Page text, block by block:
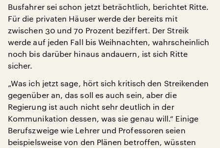
Busfahrer sei schon jetzt beträchtlich, berichtet Ritte.
Für die privaten Häuser werde der bereits mit
zwischen 30 und 70 Prozent beziffert. Der Streik
werde auf jeden Fall bis Weihnachten, wahrscheinlich
noch bis darüber hinaus andauern, ist sich Ritte
sicher.
„Was ich jetzt sage, hört sich kritisch den Streikenden
gegenüber an, das soll es auch sein, aber die
Regierung ist auch nicht sehr deutlich in der
Kommunikation dessen, was sie genau will.“ Einige
Berufszweige wie Lehrer und Professoren seien
beispielsweise von den Plänen betroffen, wüssten